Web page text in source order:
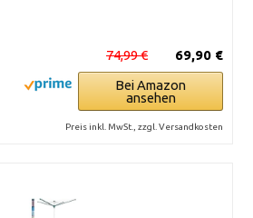
69,90 €
74,99 €
Bei Amazon
ansehen
Preis inkl. MwSt., zzgl. Versandkosten